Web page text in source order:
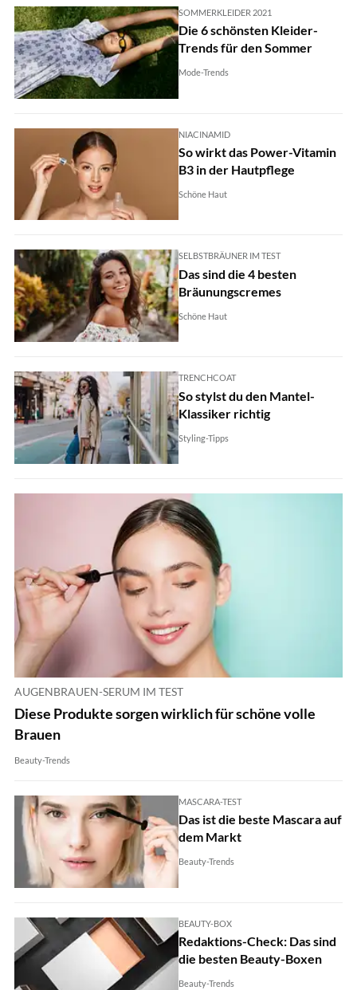
SOMMERKLEIDER 2021
Die 6 schönsten Kleider-
Trends für den Sommer
Mode-Trends
NIACINAMID
So wirkt das Power-Vitamin
B3 in der Hautpflege
Schöne Haut
SELBSTBRÄUNER IM TEST
Das sind die 4 besten
Bräunungscremes
Schöne Haut
TRENCHCOAT
So stylst du den Mantel-
Klassiker richtig
Styling-Tipps
AUGENBRAUEN-SERUM IM TEST
Diese Produkte sorgen wirklich für schöne volle
Brauen
Beauty-Trends
MASCARA-TEST
Das ist die beste Mascara auf
dem Markt
Beauty-Trends
BEAUTY-BOX
Redaktions-Check: Das sind
die besten Beauty-Boxen
Beauty-Trends